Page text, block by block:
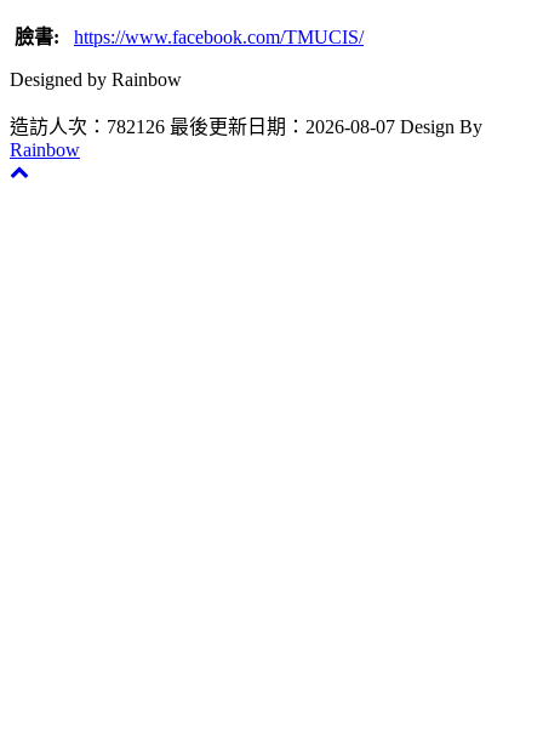
臉書: https://www.facebook.com/TMUCIS/
Designed by Rainbow
造訪人次：782126 最後更新日期：2026-08-07 Design By
Rainbow